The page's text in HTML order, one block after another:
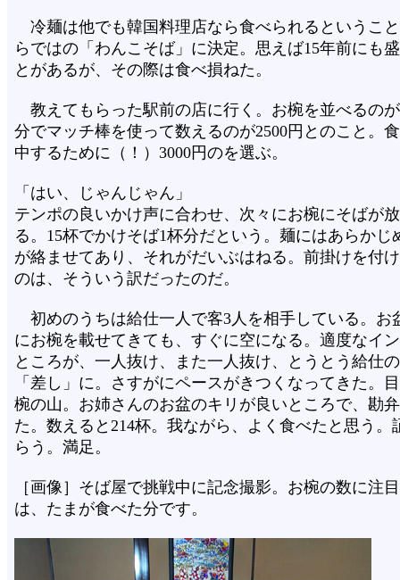
冷麺は他でも韓国料理店なら食べられるというこ
らではの「わんこそば」に決定。思えば15年前にも
とがあるが、その際は食べ損ねた。
教えてもらった駅前の店に行く。お椀を並べるの
分でマッチ棒を使って数えるのが2500円とのこと。
中するために（！）3000円のを選ぶ。
「はい、じゃんじゃん」
テンポの良いかけ声に合わせ、次々にお椀にそばが
る。15杯でかけそば1杯分だという。麺にはあらかじ
が絡ませてあり、それがだいぶはねる。前掛けを付
のは、そういう訳だったのだ。
初めのうちは給仕一人で客3人を相手している。お
にお椀を載せてきても、すぐに空になる。適度なイ
ところが、一人抜け、また一人抜け、とうとう給仕
「差し」に。さすがにペースがきつくなってきた。
椀の山。お姉さんのお盆のキリが良いところで、勘
た。数えると214杯。我ながら、よく食べたと思う。
らう。満足。
［画像］そば屋で挑戦中に記念撮影。お椀の数に注
は、たまが食べた分です。